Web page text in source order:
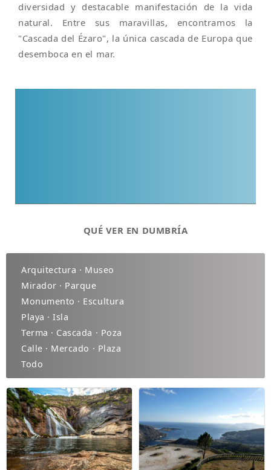
diversidad y destacable manifestación de la vida
natural. Entre sus maravillas, encontramos la
"Cascada del Ézaro", la única cascada de Europa que
desemboca en el mar.
QUÉ VER EN DUMBRÍA
Arquitectura · Museo
Mirador · Parque
Monumento · Escultura
Playa · Isla
Terma · Cascada · Poza
Calle · Mercado · Plaza
Todo